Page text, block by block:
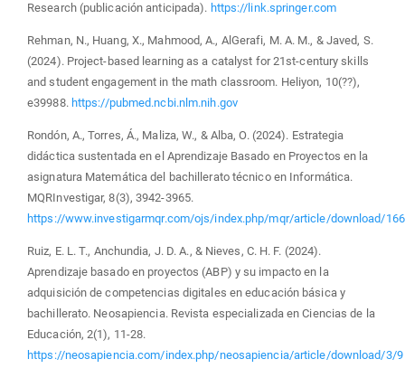
Research (publicación anticipada). https://link.springer.com
Rehman, N., Huang, X., Mahmood, A., AlGerafi, M. A. M., & Javed, S.
(2024). Project-based learning as a catalyst for 21st-century skills
and student engagement in the math classroom. Heliyon, 10(??),
e39988. https://pubmed.ncbi.nlm.nih.gov
Rondón, A., Torres, Á., Maliza, W., & Alba, O. (2024). Estrategia
didáctica sustentada en el Aprendizaje Basado en Proyectos en la
asignatura Matemática del bachillerato técnico en Informática.
MQRInvestigar, 8(3), 3942-3965.
https://www.investigarmqr.com/ojs/index.php/mqr/article/download/
Ruiz, E. L. T., Anchundia, J. D. A., & Nieves, C. H. F. (2024).
Aprendizaje basado en proyectos (ABP) y su impacto en la
adquisición de competencias digitales en educación básica y
bachillerato. Neosapiencia. Revista especializada en Ciencias de la
Educación, 2(1), 11-28.
https://neosapiencia.com/index.php/neosapiencia/article/download/3/9